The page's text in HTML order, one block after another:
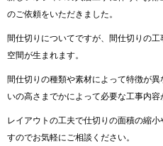
のご依頼をいただきました。
間仕切りについてですが、間仕切りの
空間が生まれます。
間仕切りの種類や素材によって特徴が
いの高さまでかによって必要な工事内容
レイアウトの工夫で仕切りの面積の縮
すのでお気軽にご相談ください。